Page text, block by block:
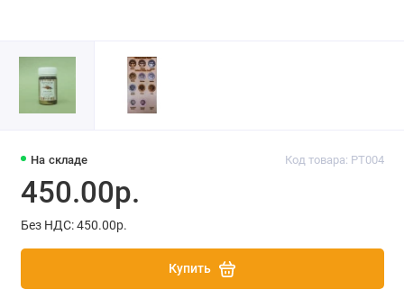
На складе Код товара: PT004
450.00р.
Без НДС: 450.00р.
Купить